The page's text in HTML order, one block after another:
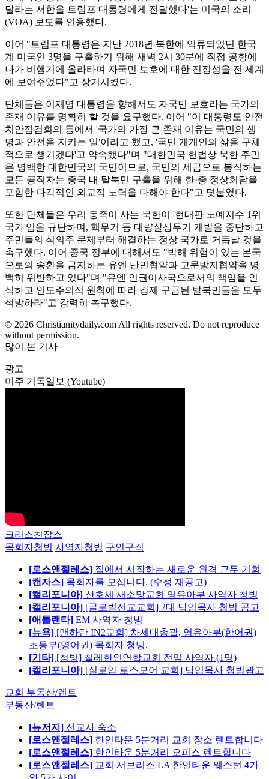
달라는 서한을 트럼프 대통령에게 전달했다'는 미국의 소리
(VOA) 보도를 인용했다.
이어 "트럼프 대통령은 지난 2018년 북한에 억류되었던 한국
계 미국인 3명을 구출하기 위해 새벽 2시 30분에 직접 공항에
나가 비행기에 올라타며 자국민 보호에 대한 진정성을 전 세계
에 보여주었다"고 상기시켰다.
단체들은 이재명 대통령을 향해서도 자국민 보호라는 국가의
존재 이유를 명확히 할 것을 요구했다. 이어 "이 대통령도 안전
치안점검회의 등에서 '국가의 가장 큰 존재 이유는 국민의 생
명과 안전을 지키는 일'이라고 했고, '국민 개개인의 삶을 구체
적으로 챙기겠다'고 약속했다"며 "대한민국 헌법상 북한 주민
은 명백한 대한민국의 국민이므로, 국민의 세금으로 봉직하는
모든 공직자는 중국 내 탈북민 구출을 위해 한·중 정상회담을
포함한 다각적인 외교적 노력을 다해야 한다"고 덧붙였다.
또한 단체들은 우리 동족이 사는 북한이 '현대판 노예지수 1위
국가'임을 규탄하며, 핵무기 등 대량살상무기 개발을 중단하고
주민들의 식의주 문제부터 해결하는 정상 국가로 거듭날 것을
촉구했다. 이어 중국 정부에 대해서도 "박해 위험이 있는 본국
으로의 송환을 금지하는 유엔 난민협약과 고문방지협약을 명
백히 위반하고 있다"며 "유엔 인권이사국으로서의 책임을 인
식하고 인도주의적 원칙에 따라 강제 구금된 탈북민들을 모두
석방하라"고 강력히 촉구했다.
© 2026 Christianitydaily.com All rights reserved. Do not reproduce
without permission.
많이 본 기사
광고
미주 기독일보 (Youtube)
크리스천잡스
목회자청빙 사역자청빙 구인구직
[로스앤젤레스] 집에서 시작하는 새로운 원격 근무 기회
[캔자스] 목회자를 모십니다. (수정 재공고)
[캘리포니아] 산호세 새소망교회 영유아부 사역자 청빙
[캘리포니아] [글로벌선교교회] 2대 담임목사 청빙 공고
[애틀랜타] EM 사역자 청빙
[뉴욕] [맨하탄 IN2교회] 차세대총괄, 영유아부(한어권)
초등부(영어권) 목회자 청빙.
[기타] [청빙] 칠레한인연합교회 전임 사역자 (1명)
[캘리포니아] [실로암 로스모어 교회] 담임목사 청빙광고
교회 부동산/렌트
부동산/렌트
[뉴저지] 선교사 숙소
[로스앤젤레스] 한인타운 5분거리 교회 장소 렌트합니다
[로스앤젤레스] 한인타운 5분거리 오피스 렌트합니다
[로스앤젤레스] 교회 서브리스 LA 한인타운 웨스턴 4가